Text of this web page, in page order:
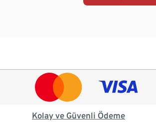
Kolay ve Güvenli Ödeme